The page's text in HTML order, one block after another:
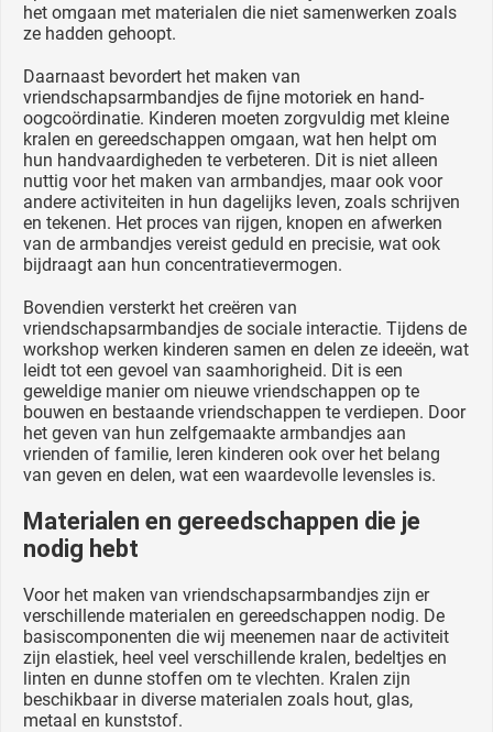
het omgaan met materialen die niet samenwerken zoals
ze hadden gehoopt.
Daarnaast bevordert het maken van
vriendschapsarmbandjes de fijne motoriek en hand-
oogcoördinatie. Kinderen moeten zorgvuldig met kleine
kralen en gereedschappen omgaan, wat hen helpt om
hun handvaardigheden te verbeteren. Dit is niet alleen
nuttig voor het maken van armbandjes, maar ook voor
andere activiteiten in hun dagelijks leven, zoals schrijven
en tekenen. Het proces van rijgen, knopen en afwerken
van de armbandjes vereist geduld en precisie, wat ook
bijdraagt aan hun concentratievermogen.
Bovendien versterkt het creëren van
vriendschapsarmbandjes de sociale interactie. Tijdens de
workshop werken kinderen samen en delen ze ideeën, wat
leidt tot een gevoel van saamhorigheid. Dit is een
geweldige manier om nieuwe vriendschappen op te
bouwen en bestaande vriendschappen te verdiepen. Door
het geven van hun zelfgemaakte armbandjes aan
vrienden of familie, leren kinderen ook over het belang
van geven en delen, wat een waardevolle levensles is.
Materialen en gereedschappen die je
nodig hebt
Voor het maken van vriendschapsarmbandjes zijn er
verschillende materialen en gereedschappen nodig. De
basiscomponenten die wij meenemen naar de activiteit
zijn elastiek, heel veel verschillende kralen, bedeltjes en
linten en dunne stoffen om te vlechten. Kralen zijn
beschikbaar in diverse materialen zoals hout, glas,
metaal en kunststof.